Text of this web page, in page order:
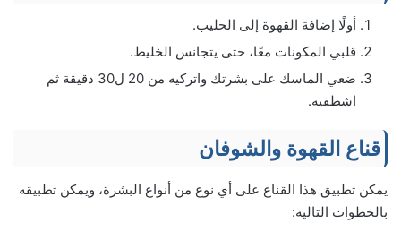
أولًا إضافة القهوة إلى الحليب.
قلبي المكونات معًا، حتى يتجانس الخليط.
ضعي الماسك على بشرتك واتركيه من 20 ل30 دقيقة ثم
اشطفيه.
قناع القهوة والشوفان
يمكن تطبيق هذا القناع على أي نوع من أنواع البشرة، ويمكن تطبيقه
بالخطوات التالية: